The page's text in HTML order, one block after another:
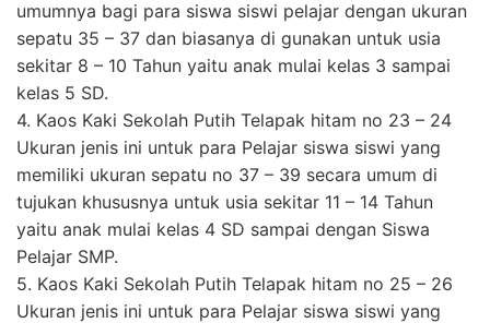
umumnya bagi para siswa siswi pelajar dengan ukuran
sepatu 35 – 37 dan biasanya di gunakan untuk usia
sekitar 8 – 10 Tahun yaitu anak mulai kelas 3 sampai
kelas 5 SD.
4. Kaos Kaki Sekolah Putih Telapak hitam no 23 – 24
Ukuran jenis ini untuk para Pelajar siswa siswi yang
memiliki ukuran sepatu no 37 – 39 secara umum di
tujukan khususnya untuk usia sekitar 11 – 14 Tahun
yaitu anak mulai kelas 4 SD sampai dengan Siswa
Pelajar SMP.
5. Kaos Kaki Sekolah Putih Telapak hitam no 25 – 26
Ukuran jenis ini untuk para Pelajar siswa siswi yang